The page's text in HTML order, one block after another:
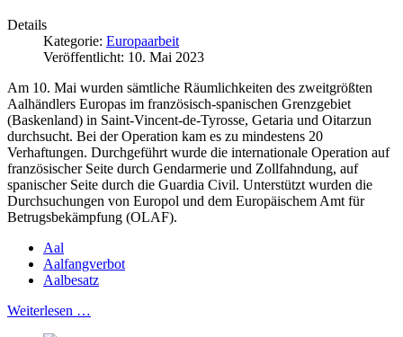
Details
Kategorie: Europaarbeit
Veröffentlicht: 10. Mai 2023
Am 10. Mai wurden sämtliche Räumlichkeiten des zweitgrößten
Aalhändlers Europas im französisch-spanischen Grenzgebiet
(Baskenland) in Saint-Vincent-de-Tyrosse, Getaria und Oitarzun
durchsucht. Bei der Operation kam es zu mindestens 20
Verhaftungen. Durchgeführt wurde die internationale Operation auf
französischer Seite durch Gendarmerie und Zollfahndung, auf
spanischer Seite durch die Guardia Civil. Unterstützt wurden die
Durchsuchungen von Europol und dem Europäischem Amt für
Betrugsbekämpfung (OLAF).
Aal
Aalfangverbot
Aalbesatz
Weiterlesen …